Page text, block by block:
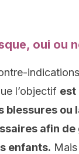
oui ou
l’objectif est
blessures ou
afin
enfants.